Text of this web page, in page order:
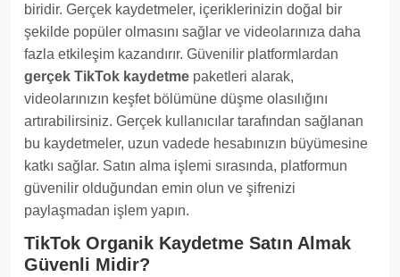
biridir. Gerçek kaydetmeler, içeriklerinizin doğal bir
şekilde popüler olmasını sağlar ve videolarınıza daha
fazla etkileşim kazandırır. Güvenilir platformlardan
gerçek TikTok kaydetme paketleri alarak,
videolarınızın keşfet bölümüne düşme olasılığını
artırabilirsiniz. Gerçek kullanıcılar tarafından sağlanan
bu kaydetmeler, uzun vadede hesabınızın büyümesine
katkı sağlar. Satın alma işlemi sırasında, platformun
güvenilir olduğundan emin olun ve şifrenizi
paylaşmadan işlem yapın.
TikTok Organik Kaydetme Satın Almak
Güvenli Midir?